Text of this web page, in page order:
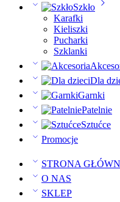
Szkło
Karafki
Kieliszki
Pucharki
Szklanki
Dla
Garnki
Patelnie
Sztućce
Promocje
STRONA
O NAS
SKLEP